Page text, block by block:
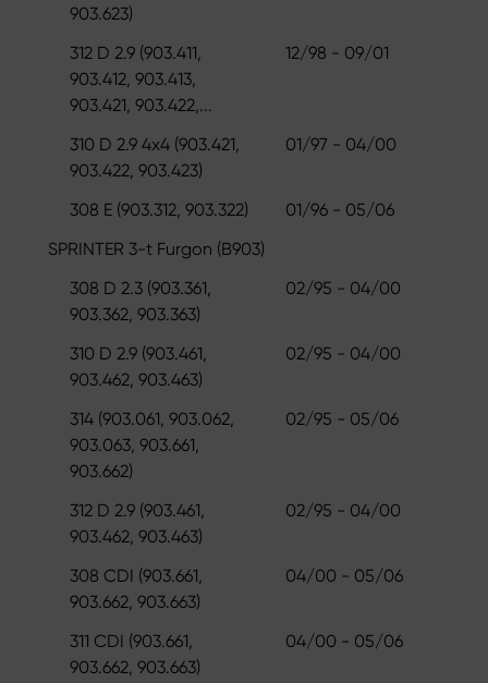
903.623)
312 D 2.9 (903.411,
903.412, 903.413,
903.421, 903.422,...
12/98 - 09/01
310 D 2.9 4x4 (903.421,
903.422, 903.423)
01/97 - 04/00
308 E (903.312, 903.322)
01/96 - 05/06
SPRINTER 3-t Furgon (B903)
308 D 2.3 (903.361,
903.362, 903.363)
02/95 - 04/00
310 D 2.9 (903.461,
903.462, 903.463)
02/95 - 04/00
314 (903.061, 903.062,
903.063, 903.661,
903.662)
02/95 - 05/06
312 D 2.9 (903.461,
903.462, 903.463)
02/95 - 04/00
308 CDI (903.661,
903.662, 903.663)
04/00 - 05/06
311 CDI (903.661,
903.662, 903.663)
04/00 - 05/06